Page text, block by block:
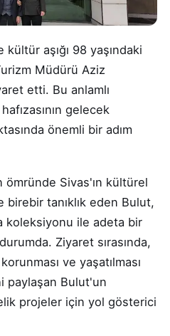
aşığı 98 yaşındaki
Müdürü Aziz
etti. Bu anlamlı
gelecek
önemli bir adım
ömründe Sivas'ın kültürel
tanıklık eden Bulut,
koleksiyonu ile adeta bir
Ziyaret sırasında,
ve yaşatılması
paylaşan Bulut'un
projeler için yol gösterici